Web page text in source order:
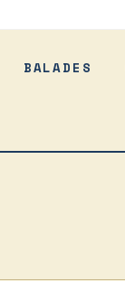
BALADES